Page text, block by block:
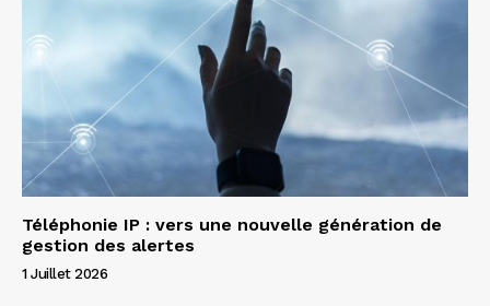
Téléphonie IP : vers une nouvelle génération de
gestion des alertes
1 Juillet 2026